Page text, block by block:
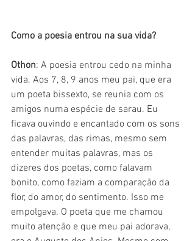
Como a poesia entrou na sua vida?
Othon: A poesia entrou cedo na minha
vida. Aos 7, 8, 9 anos meu pai, que era
um poeta bissexto, se reunia com os
amigos numa espécie de sarau. Eu
ficava ouvindo e encantado com os sons
das palavras, das rimas, mesmo sem
entender muitas palavras, mas os
dizeres dos poetas, como falavam
bonito, como faziam a comparação da
flor, do amor, do sentimento. Isso me
empolgava. O poeta que me chamou
muito atenção e que meu pai adorava,